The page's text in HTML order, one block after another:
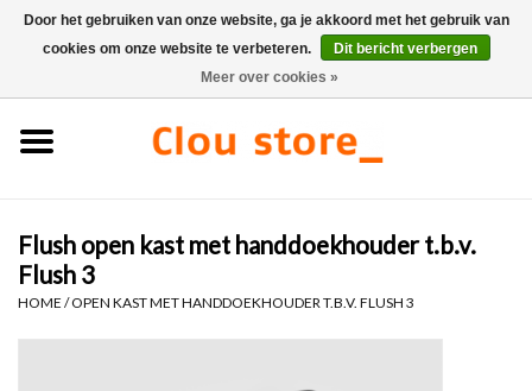
0 Artikelen - €0,00
Fonteinsets
Flush open kast met handdoekhouder t.b.v.
Flush 3
HOME /OPEN KAST MET HANDDOEKHOUDER T.B.V. FLUSH 3
Door het gebruiken van onze website, ga je akkoord met het gebruik van
cookies om onze website te verbeteren.
Dit bericht verbergen
Meer over cookies »